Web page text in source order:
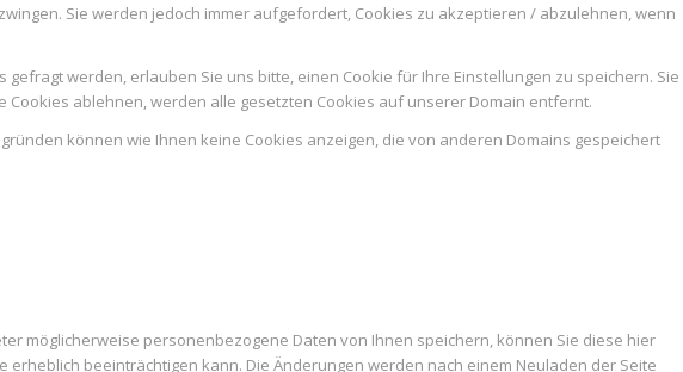
Sie werden jedoch immer aufgefordert, Cookies zu akzeptieren / abzulehnen, wenn
werden, erlauben Sie uns bitte, einen Cookie für Ihre Einstellungen zu speichern. Sie
ablehnen, werden alle gesetzten Cookies auf unserer Domain entfernt.
können wie Ihnen keine Cookies anzeigen, die von anderen Domains gespeichert
möglicherweise personenbezogene Daten von Ihnen speichern, können Sie diese hier
beeinträchtigen kann. Die Änderungen werden nach einem Neuladen der Seite